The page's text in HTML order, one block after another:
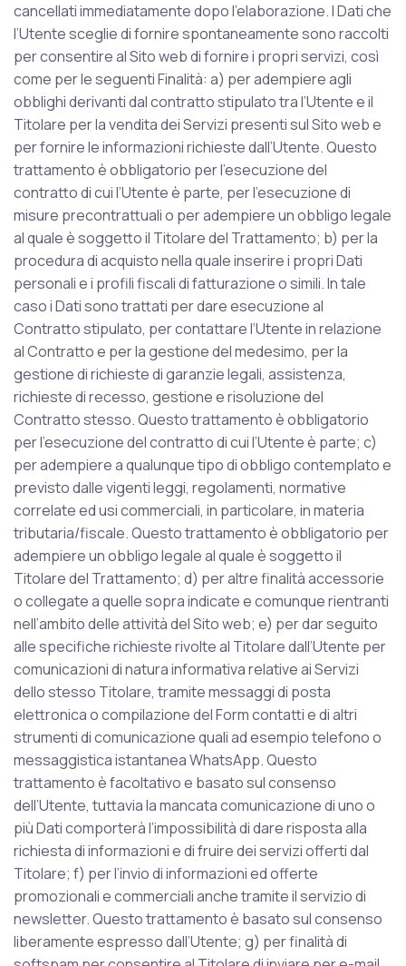
cancellati immediatamente dopo l’elaborazione. I Dati che
l’Utente sceglie di fornire spontaneamente sono raccolti
per consentire al Sito web di fornire i propri servizi, così
come per le seguenti Finalità: a) per adempiere agli
obblighi derivanti dal contratto stipulato tra l’Utente e il
Titolare per la vendita dei Servizi presenti sul Sito web e
per fornire le informazioni richieste dall’Utente. Questo
trattamento è obbligatorio per l’esecuzione del
contratto di cui l’Utente è parte, per l’esecuzione di
misure precontrattuali o per adempiere un obbligo legale
al quale è soggetto il Titolare del Trattamento; b) per la
procedura di acquisto nella quale inserire i propri Dati
personali e i profili fiscali di fatturazione o simili. In tale
caso i Dati sono trattati per dare esecuzione al
Contratto stipulato, per contattare l‘Utente in relazione
al Contratto e per la gestione del medesimo, per la
gestione di richieste di garanzie legali, assistenza,
richieste di recesso, gestione e risoluzione del
Contratto stesso. Questo trattamento è obbligatorio
per l’esecuzione del contratto di cui l’Utente è parte; c)
per adempiere a qualunque tipo di obbligo contemplato e
previsto dalle vigenti leggi, regolamenti, normative
correlate ed usi commerciali, in particolare, in materia
tributaria/fiscale. Questo trattamento è obbligatorio per
adempiere un obbligo legale al quale è soggetto il
Titolare del Trattamento; d) per altre finalità accessorie
o collegate a quelle sopra indicate e comunque rientranti
nell’ambito delle attività del Sito web; e) per dar seguito
alle specifiche richieste rivolte al Titolare dall’Utente per
comunicazioni di natura informativa relative ai Servizi
dello stesso Titolare, tramite messaggi di posta
elettronica o compilazione del Form contatti e di altri
strumenti di comunicazione quali ad esempio telefono o
messaggistica istantanea WhatsApp. Questo
trattamento è facoltativo e basato sul consenso
dell’Utente, tuttavia la mancata comunicazione di uno o
più Dati comporterà l’impossibilità di dare risposta alla
richiesta di informazioni e di fruire dei servizi offerti dal
Titolare; f) per l’invio di informazioni ed offerte
promozionali e commerciali anche tramite il servizio di
newsletter. Questo trattamento è basato sul consenso
liberamente espresso dall’Utente; g) per finalità di